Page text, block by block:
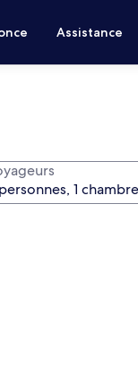
Assistance